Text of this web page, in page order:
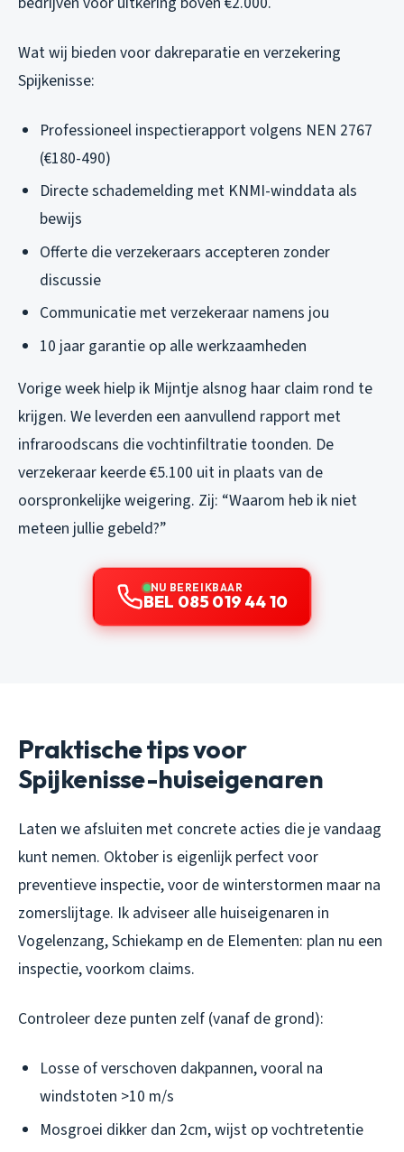
Wat wij bieden voor dakreparatie en verzekering
Spijkenisse:
Professioneel inspectierapport volgens NEN 2767
(€180-490)
Directe schademelding met KNMI-winddata als
bewijs
Offerte die verzekeraars accepteren zonder
discussie
Communicatie met verzekeraar namens jou
10 jaar garantie op alle werkzaamheden
Vorige week hielp ik Mijntje alsnog haar claim rond te
krijgen. We leverden een aanvullend rapport met
infraroodscans die vochtinfiltratie toonden. De
verzekeraar keerde €5.100 uit in plaats van de
oorspronkelijke weigering. Zij: “Waarom heb ik niet
meteen jullie gebeld?”
NU BEREIKBAAR
BEL 085 019 44 10
Praktische tips voor
Spijkenisse-huiseigenaren
Laten we afsluiten met concrete acties die je vandaag
kunt nemen. Oktober is eigenlijk perfect voor
preventieve inspectie, voor de winterstormen maar na
zomerslijtage. Ik adviseer alle huiseigenaren in
Vogelenzang, Schiekamp en de Elementen: plan nu een
inspectie, voorkom claims.
Controleer deze punten zelf (vanaf de grond):
Losse of verschoven dakpannen, vooral na
windstoten >10 m/s
Mosgroei dikker dan 2cm, wijst op vochtretentie